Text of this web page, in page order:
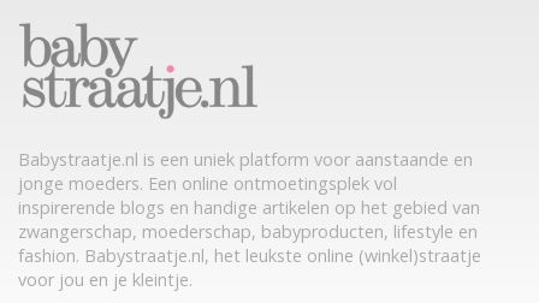
Babystraatje.nl is een uniek platform voor aanstaande en
jonge moeders. Een online ontmoetingsplek vol
inspirerende blogs en handige artikelen op het gebied van
zwangerschap, moederschap, babyproducten, lifestyle en
fashion. Babystraatje.nl, het leukste online (winkel)straatje
voor jou en je kleintje.